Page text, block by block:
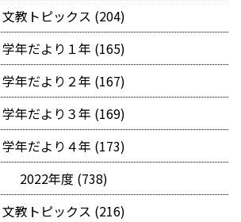
文教トピックス (204)
学年だより１年 (165)
学年だより２年 (167)
学年だより３年 (169)
学年だより４年 (173)
2022年度 (738)
文教トピックス (216)